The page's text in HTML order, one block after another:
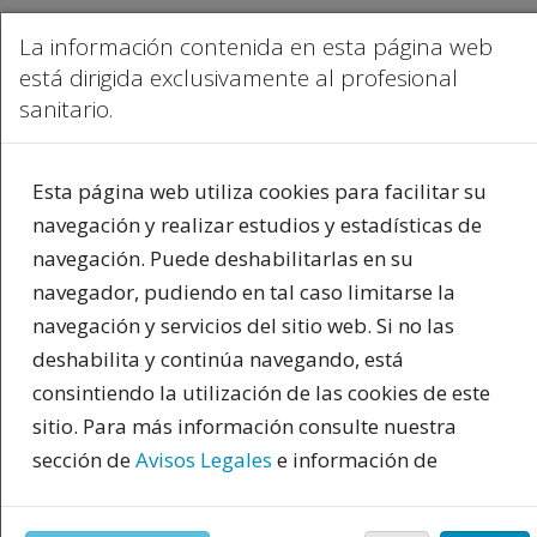
La información contenida en esta página web
está dirigida exclusivamente al profesional
sanitario.
Esta página web utiliza cookies para facilitar su
navegación y realizar estudios y estadísticas de
navegación. Puede deshabilitarlas en su
navegador, pudiendo en tal caso limitarse la
navegación y servicios del sitio web. Si no las
deshabilita y continúa navegando, está
consintiendo la utilización de las cookies de este
sitio. Para más información consulte nuestra
sección deAvisos Legales e información de
estar de acuerdo con nuestra última modificación
INICIO|BLOGS|BLOG DE PSIQUIATRIA.COM|CUANDO EL CORAZÓN SE
APAGA: ENTENDER Y SANAR EL DISTANCIAMIENTO EMOCIONAL
Blog de psiquiatria.com
Seguir al autor
Blog de psiquiatria.com